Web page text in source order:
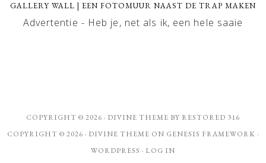
GALLERY WALL | EEN FOTOMUUR NAAST DE TRAP MAKEN
Advertentie - Heb je, net als ik, een hele saaie
COPYRIGHT © 2026 · DIVINE THEME BY RESTORED 316
COPYRIGHT © 2026 · DIVINE THEME ON GENESIS FRAMEWORK ·
WORDPRESS · LOG IN